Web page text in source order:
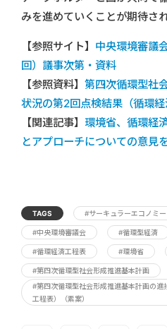
みを進めていくことが期待され
【参照サイト】 中央環境審議
回）議事次第・資料
【参照資料】 第四次循環型社
状況の第2回点検結果（循環経
【関連記事】 環境省、循環経
とアプローチについての意見
TAGS #サーキュラーエコノミー
#中央環境審議会 #循環型経済
#循環経済工程表 #環境省
#第四次循環型社会形成推進基本計画
#第四次循環型社会形成推進基本計画の
工程表）（素案）